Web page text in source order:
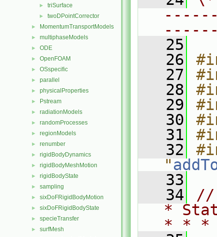
► triSurface
► twoDPointCorrector
► MomentumTransportModels
► multiphaseModels
► ODE
► OpenFOAM
► OSspecific
► parallel
► physicalProperties
► Pstream
► radiationModels
► randomProcesses
► regionModels
► renumber
► rigidBodyDynamics
► rigidBodyMeshMotion
► rigidBodyState
► sampling
► sixDoFRigidBodyMotion
► sixDoFRigidBodyState
► specieTransfer
► surfMesh
   25
   26
   27
   28
   29
   30
   31
   32
"
   33
   34
//
*
* *